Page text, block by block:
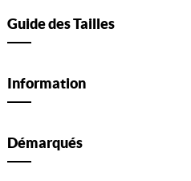
Guide des Tailles
Information
Démarqués